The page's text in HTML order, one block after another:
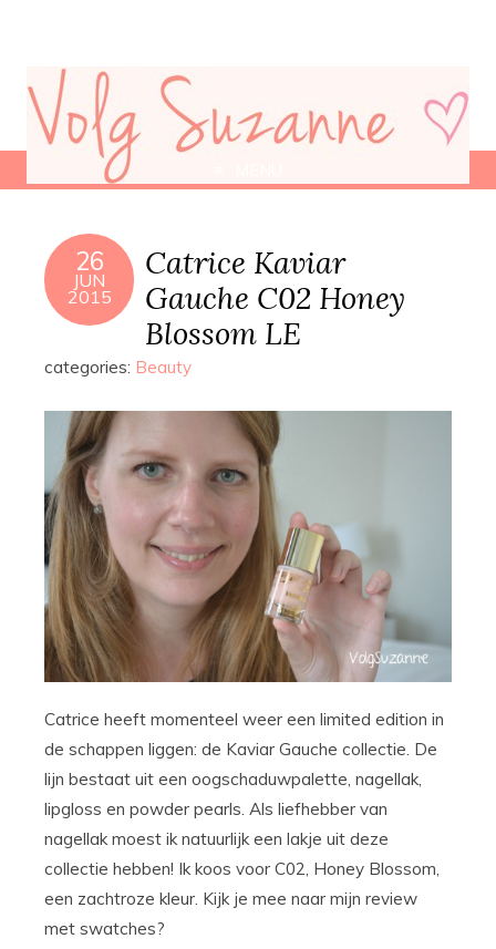
26
JUN
2015
Catrice Kaviar
Gauche C02 Honey
Blossom LE
categories: Beauty
Catrice heeft momenteel weer een limited edition in
de schappen liggen: de Kaviar Gauche collectie. De
lijn bestaat uit een oogschaduwpalette, nagellak,
lipgloss en powder pearls. Als liefhebber van
nagellak moest ik natuurlijk een lakje uit deze
collectie hebben! Ik koos voor C02, Honey Blossom,
een zachtroze kleur. Kijk je mee naar mijn review
met swatches?